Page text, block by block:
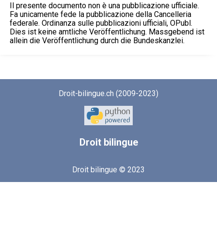
Il presente documento non è una pubblicazione ufficiale.
Fa unicamente fede la pubblicazione della Cancelleria
federale. Ordinanza sulle pubblicazioni ufficiali, OPubl.
Dies ist keine amtliche Veröffentlichung. Massgebend ist
allein die Veröffentlichung durch die Bundeskanzlei.
Droit-bilingue.ch (2009-2023)
Droitbilingue
Droit bilingue © 2023